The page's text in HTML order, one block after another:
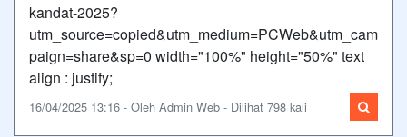
kandat-2025?
utm_source=copied&utm_medium=PCWeb&utm_cam
paign=share&sp=0 width="100%" height="50%" text
align : justify;
16/04/2025 13:16 - Oleh Admin Web - Dilihat 798 kali